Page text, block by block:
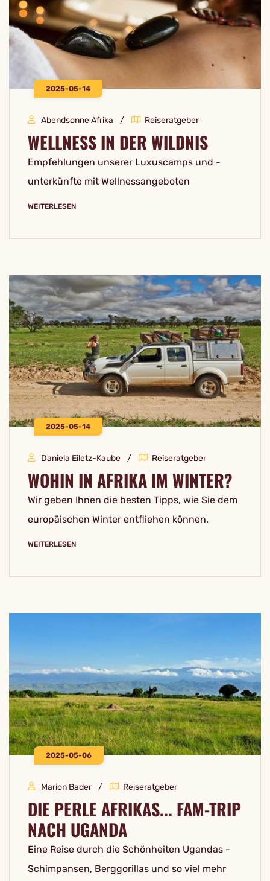
2025-05-14
Abendsonne Afrika Reiseratgeber
WELLNESS IN DER WILDNIS
Empfehlungen unserer Luxuscamps und -
unterkünfte mit Wellnessangeboten
WEITERLESEN
2025-05-14
Daniela Eiletz-Kaube Reiseratgeber
WOHIN IN AFRIKA IM WINTER?
Wir geben Ihnen die besten Tipps, wie Sie dem
europäischen Winter entfliehen können.
WEITERLESEN
2025-05-06
Marion Bader Reiseratgeber
DIE PERLE AFRIKAS... FAM-TRIP
NACH UGANDA
Eine Reise durch die Schönheiten Ugandas -
Schimpansen, Berggorillas und so viel mehr